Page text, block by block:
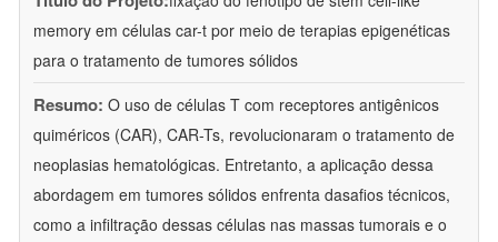
memory em células car-t por meio de terapias epigenéticas
para o tratamento de tumores sólidos
Resumo: O uso de células T com receptores antigênicos
quiméricos (CAR), CAR-Ts, revolucionaram o tratamento de
neoplasias hematológicas. Entretanto, a aplicação dessa
abordagem em tumores sólidos enfrenta dasafios técnicos,
como a infiltração dessas células nas massas tumorais e o